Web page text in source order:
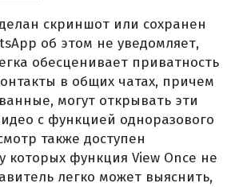
скриншот или сохранен
об этом не уведомляет,
обесценивает приватность
в общих чатах, причем
могут открывать эти
с функцией одноразового
также доступен
которых функция View Once не
легко может выяснить,